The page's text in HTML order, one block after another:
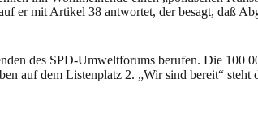
er mit Artikel 38 antwortet, der besagt, daß
des SPD-Umweltforums berufen. Die 100
auf dem Listenplatz 2. „Wir sind bereit“